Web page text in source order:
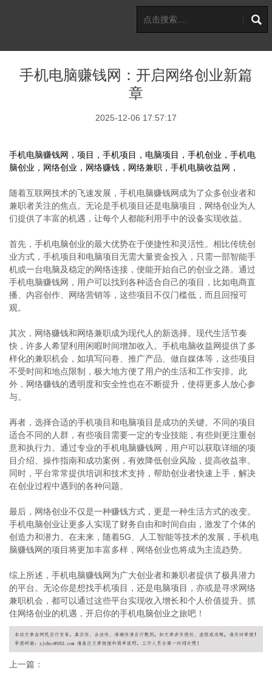
手机电脑赚钱网：开启网络创业新篇
章
2025-12-06 17:57:17
手机电脑赚钱网，项目，手机项目，电脑项目，手机创业，手机电
脑创业，网络创业，网络赚钱，网络兼职，手机电脑收益网，
随着互联网技术的飞速发展，手机电脑赚钱网成为了众多创业者和
兼职者关注的焦点。无论是手机项目还是电脑项目，网络创业为人
们提供了丰富的机遇，让每个人都能利用手中的设备实现收益。
首先，手机电脑创业的最大优势在于便捷性和灵活性。相比传统创
业方式，手机项目和电脑项目无需大量资金投入，只需一部智能手
机或一台电脑及稳定的网络连接，便能开始自己的创业之路。通过
手机电脑赚钱网，用户可以找到各种适合自己的项目，比如电商直
播、内容创作、网络营销等，这些项目不仅门槛低，而且回报可
观。
其次，网络赚钱和网络兼职成为现代人的新选择。现代生活节奏
快，许多人希望利用闲暇时间增加收入。手机电脑收益网提供了多
样化的兼职机会，如填写问卷、推广产品、做自媒体等，这些项目
不受时间和地点限制，极大地方便了用户的生活和工作安排。此
外，网络赚钱的透明度和安全性也在不断提升，使得更多人放心参
与。
再者，选择合适的手机项目和电脑项目是成功的关键。不同的项目
适合不同的人群，有些项目需要一定的专业技能，有些则更注重创
意和执行力。通过专业的手机电脑赚钱网，用户可以获取详细的项
目介绍、操作指南和成功案例，有效降低创业风险，提高收益率。
同时，平台常常提供培训和技术支持，帮助创业者快速上手，解决
在创业过程中遇到的各种问题。
最后，网络创业不仅是一种赚钱方式，更是一种生活方式的改变。
手机电脑创业让更多人实现了财务自由和时间自由，激发了个体的
创造力和潜力。在未来，随着5G、人工智能等技术的发展，手机电
脑赚钱网的项目将更加丰富多样，网络创业也将成为主流趋势。
综上所述，手机电脑赚钱网为广大创业者和兼职者提供了极具潜力
的平台。无论你是想找手机项目，还是电脑项目，亦或是寻求网络
兼职机会，都可以通过这些平台实现收入增长和个人价值提升。抓
住网络创业的机遇，开启你的手机电脑创业之旅吧！
上一篇：